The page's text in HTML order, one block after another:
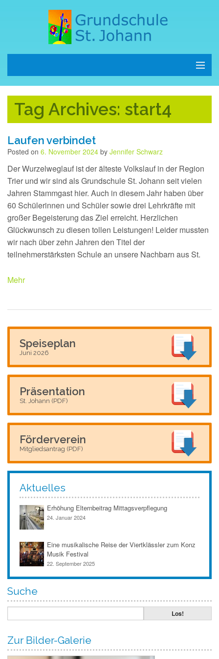
Start
Schule
Kinder
Termine
Kontakt
Tag Archives: start4
Laufen verbindet
Posted on 6. November 2024 by Jennifer Schwarz
Der Wurzelweglauf ist der älteste Volkslauf in der Region
Trier und wir sind als Grundschule St. Johann seit vielen
Jahren Stammgast hier. Auch in diesem Jahr haben über
60 Schülerinnen und Schüler sowie drei Lehrkräfte mit
großer Begeisterung das Ziel erreicht. Herzlichen
Glückwunsch zu diesen tollen Leistungen! Leider mussten
wir nach über zehn Jahren den Titel der
teilnehmerstärksten Schule an unsere Nachbarn aus St.
Mehr
Speiseplan
Juni 2026
Präsentation
St. Johann (PDF)
Förderverein
Mitgliedsantrag (PDF)
Aktuelles
Erhöhung Elternbeitrag Mittagsverpflegung
24. Januar 2024
Eine musikalische Reise der Viertklässler zum Konz
Musik Festival
22. September 2025
Suche
Zur Bilder-Galerie